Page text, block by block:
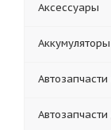
Аксессуары
Аккумуляторы